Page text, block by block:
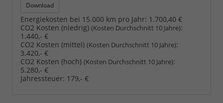
Download
Energiekosten bei 15.000 km pro Jahr: 1.700,40 €
CO2 Kosten (niedrig) (Kosten Durchschnitt 10 Jahre):
1.440,- €
CO2 Kosten (mittel) (Kosten Durchschnitt 10 Jahre):
3.420,- €
CO2 Kosten (hoch) (Kosten Durchschnitt 10 Jahre):
5.280,- €
Jahressteuer: 179,- €